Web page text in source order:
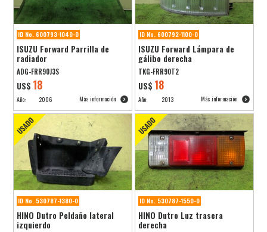
ID No. 600793-1040-0
ISUZU Forward Parrilla de
radiador
ADG-FRR90J3S
US$ 18
Año: 2006 Más información
ID No. 600792-1100-0
ISUZU Forward Lámpara de
gálibo derecha
TKG-FRR90T2
US$ 18
Año: 2013 Más información
ID No. 530787-1380-0
HINO Dutro Peldaño lateral
izquierdo
ID No. 530787-1550-0
HINO Dutro Luz trasera
derecha